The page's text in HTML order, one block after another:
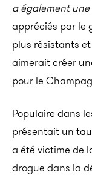
a également
appréciés par le
plus résistants
aimerait créer
pour le
Populaire dans
présentait un
a été victime de
drogue dans la